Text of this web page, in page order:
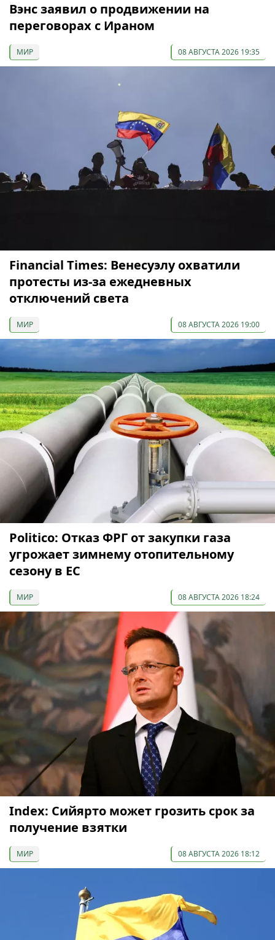
Вэнс заявил о продвижении на
переговорах с Ираном
МИР 08 АВГУСТА 2026 19:35
Financial Times: Венесуэлу охватили
протесты из-за ежедневных
отключений света
МИР 08 АВГУСТА 2026 19:00
Politico: Отказ ФРГ от закупки газа
угрожает зимнему отопительному
сезону в ЕС
МИР 08 АВГУСТА 2026 18:24
Index: Сийярто может грозить срок за
получение взятки
МИР 08 АВГУСТА 2026 18:12